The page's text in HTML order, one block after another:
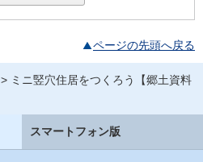
ページの先頭へ戻る
> ミニ竪穴住居をつくろう【郷土資料
スマートフォン版